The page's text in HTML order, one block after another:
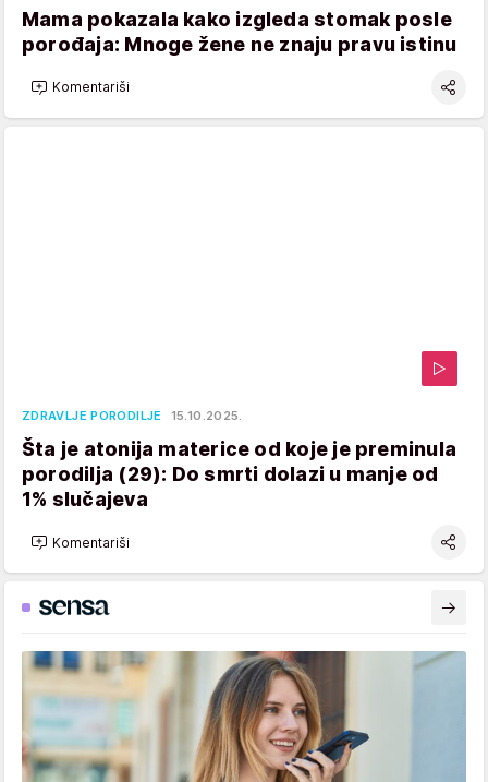
Mama pokazala kako izgleda stomak posle
porođaja: Mnoge žene ne znaju pravu istinu
Komentariši
ZDRAVLJE PORODILJE 15.10.2025.
Šta je atonija materice od koje je preminula
porodilja (29): Do smrti dolazi u manje od
1% slučajeva
Komentariši